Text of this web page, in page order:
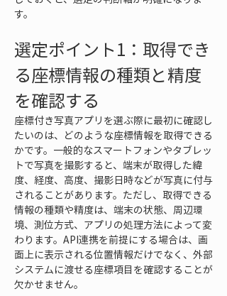
す。
選定ポイント1：取得でき
る座標情報の種類と精度
を確認する
座標付き写真アプリを選ぶ際に最初に確認し
たいのは、どのような座標情報を取得できる
かです。一般的なスマートフォンやタブレッ
トで写真を撮影すると、端末が取得した緯
度、経度、高度、撮影日時などが写真に付与
されることがあります。ただし、取得できる
情報の種類や精度は、端末の状態、周辺環
境、測位方式、アプリの処理方法によって変
わります。API連携を前提にする場合は、画
面上に表示される位置情報だけでなく、外部
システムに渡せる座標項目を確認することが
欠かせません。